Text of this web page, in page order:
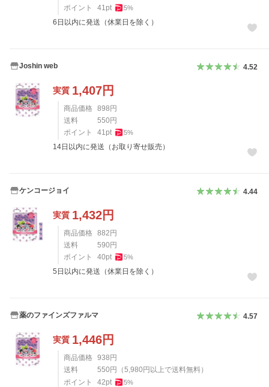
ポイント
41 pt 5%
6日以内に発送（休業日を除く）
Joshin web 4.52
実質 1,407円
商品価格 898円
送料
550円
ポイント
41 pt 5%
14日以内に発送（お取り寄せ販売）
ケンコージョイ 4.44
実質 1,432円
商品価格 882円
送料
590円
ポイント
40pt 5%
5日以内に発送（休業日を除く）
薬のファインズファルマ 4.57
実質 1,446円
商品価格 938円
送料
550円 （5,980円以上で送料無料）
ポイント
42pt 5%